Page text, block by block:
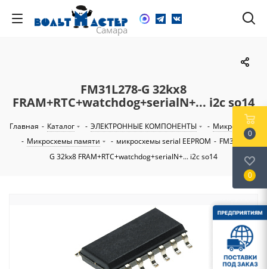
FM31L278-G 32kх8
FRAM+RTC+watchdog+serialN+... i2c so14
Главная - Каталог - ЭЛЕКТРОННЫЕ КОМПОНЕНТЫ - Микросхемы
- Микросхемы памяти - микросхемы serial EEPROM - FM31L278-
G 32kх8 FRAM+RTC+watchdog+serialN+... i2c so14
0
0